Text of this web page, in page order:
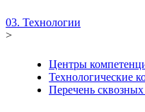
03. Технологии
>
Центры
Технологические
Перечень